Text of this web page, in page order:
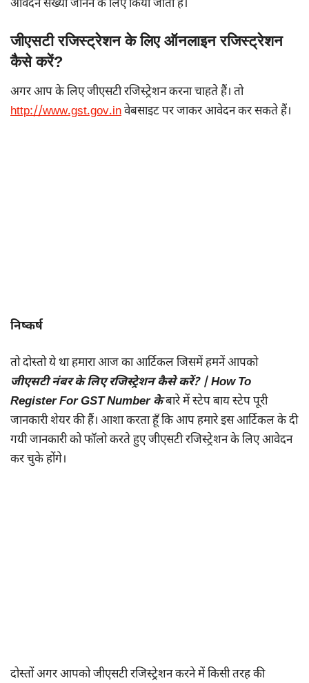
आवेदन संख्या जानने के लिए किया जाता हैं।
जीएसटी रजिस्ट्रेशन के लिए ऑनलाइन रजिस्ट्रेशन
कैसे करें?
अगर आप के लिए जीएसटी रजिस्ट्रेशन करना चाहते हैं। तो
http://www.gst.gov.inवेबसाइट पर जाकर आवेदन कर सकते हैं।
निष्कर्ष
तो दोस्तो ये था हमारा आज का आर्टिकल जिसमें हमनें आपको
जीएसटी नंबर के लिए रजिस्ट्रेशन कैसे करें? | How To
Register For GST Number केबारे में स्टेप बाय स्टेप पूरी
जानकारी शेयर की हैं। आशा करता हूँ कि आप हमारे इस आर्टिकल के दी
गयी जानकारी को फॉलो करते हुए जीएसटी रजिस्ट्रेशन के लिए आवेदन
कर चुके होंगे।
दोस्तों अगर आपको जीएसटी रजिस्ट्रेशन करने में किसी तरह की